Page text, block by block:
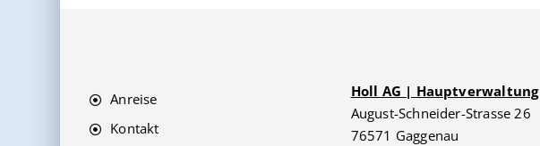
Anreise
Kontakt
Holl AG | Hauptverwaltung
August-Schneider-Strasse 26
76571 Gaggenau